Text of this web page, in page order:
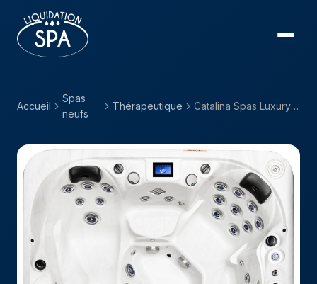
Accueil
Spas
neufs
Thérapeutique Catalina Spas Luxury — Carlton